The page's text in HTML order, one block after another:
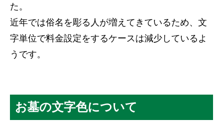
た。
近年では俗名を彫る人が増えてきているため、文
字単位で料金設定をするケースは減少しているよ
うです。
お墓の文字色について